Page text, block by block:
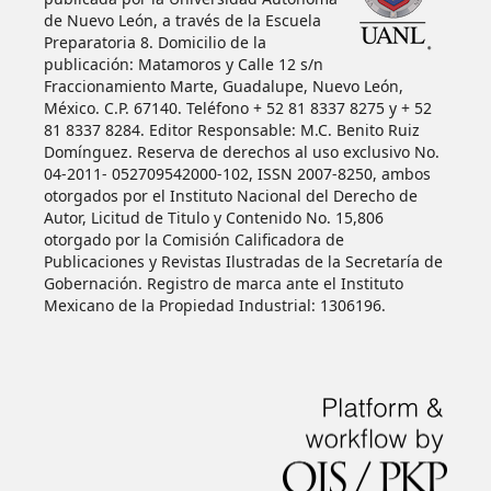
de Nuevo León, a través de la Escuela
Preparatoria 8. Domicilio de la
publicación: Matamoros y Calle 12 s/n
Fraccionamiento Marte, Guadalupe, Nuevo León,
México. C.P. 67140. Teléfono + 52 81 8337 8275 y + 52
81 8337 8284. Editor Responsable: M.C. Benito Ruiz
Domínguez. Reserva de derechos al uso exclusivo No.
04-2011- 052709542000-102, ISSN 2007-8250, ambos
otorgados por el Instituto Nacional del Derecho de
Autor, Licitud de Titulo y Contenido No. 15,806
otorgado por la Comisión Calificadora de
Publicaciones y Revistas Ilustradas de la Secretaría de
Gobernación. Registro de marca ante el Instituto
Mexicano de la Propiedad Industrial: 1306196.